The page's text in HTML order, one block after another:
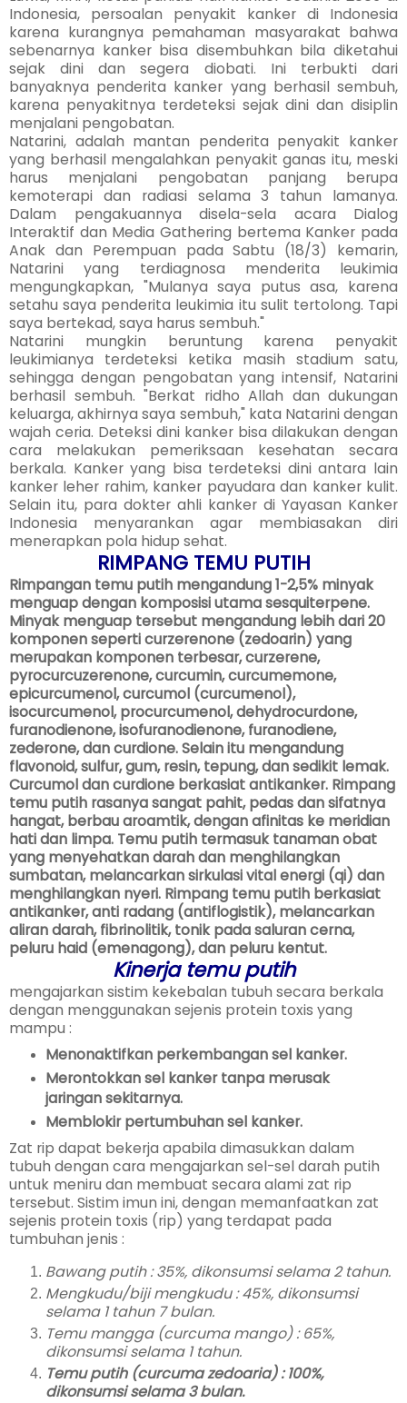
Indonesia, persoalan penyakit kanker di Indonesia
karena kurangnya pemahaman masyarakat bahwa
sebenarnya kanker bisa disembuhkan bila diketahui
sejak dini dan segera diobati. Ini terbukti dari
banyaknya penderita kanker yang berhasil sembuh,
karena penyakitnya terdeteksi sejak dini dan disiplin
menjalani pengobatan.
Natarini, adalah mantan penderita penyakit kanker
yang berhasil mengalahkan penyakit ganas itu, meski
harus menjalani pengobatan panjang berupa
kemoterapi dan radiasi selama 3 tahun lamanya.
Dalam pengakuannya disela-sela acara Dialog
Interaktif dan Media Gathering bertema Kanker pada
Anak dan Perempuan pada Sabtu (18/3) kemarin,
Natarini yang terdiagnosa menderita leukimia
mengungkapkan, "Mulanya saya putus asa, karena
setahu saya penderita leukimia itu sulit tertolong. Tapi
saya bertekad, saya harus sembuh."
Natarini mungkin beruntung karena penyakit
leukimianya terdeteksi ketika masih stadium satu,
sehingga dengan pengobatan yang intensif, Natarini
berhasil sembuh. "Berkat ridho Allah dan dukungan
keluarga, akhirnya saya sembuh," kata Natarini dengan
wajah ceria. Deteksi dini kanker bisa dilakukan dengan
cara melakukan pemeriksaan kesehatan secara
berkala. Kanker yang bisa terdeteksi dini antara lain
kanker leher rahim, kanker payudara dan kanker kulit.
Selain itu, para dokter ahli kanker di Yayasan Kanker
Indonesia menyarankan agar membiasakan diri
menerapkan pola hidup sehat.
RIMPANG TEMU PUTIH
Rimpangan temu putih mengandung 1-2,5% minyak
menguap dengan komposisi utama sesquiterpene.
Minyak menguap tersebut mengandung lebih dari 20
komponen seperti curzerenone (zedoarin) yang
merupakan komponen terbesar, curzerene,
pyrocurcuzerenone, curcumin, curcumemone,
epicurcumenol, curcumol (curcumenol),
isocurcumenol, procurcumenol, dehydrocurdone,
furanodienone, isofuranodienone, furanodiene,
zederone, dan curdione. Selain itu mengandung
flavonoid, sulfur, gum, resin, tepung, dan sedikit lemak.
Curcumol dan curdione berkasiat antikanker. Rimpang
temu putih rasanya sangat pahit, pedas dan sifatnya
hangat, berbau aroamtik, dengan afinitas ke meridian
hati dan limpa. Temu putih termasuk tanaman obat
yang menyehatkan darah dan menghilangkan
sumbatan, melancarkan sirkulasi vital energi (qi) dan
menghilangkan nyeri. Rimpang temu putih berkasiat
antikanker, anti radang (antiflogistik), melancarkan
aliran darah, fibrinolitik, tonik pada saluran cerna,
peluru haid (emenagong), dan peluru kentut.
Kinerja temu putih
mengajarkan sistim kekebalan tubuh secara berkala
dengan menggunakan sejenis protein toxis yang
mampu :
Menonaktifkan perkembangan sel kanker.
Merontokkan sel kanker tanpa merusak
jaringan sekitarnya.
Memblokir pertumbuhan sel kanker.
Zat rip dapat bekerja apabila dimasukkan dalam
tubuh dengan cara mengajarkan sel-sel darah putih
untuk meniru dan membuat secara alami zat rip
tersebut. Sistim imun ini, dengan memanfaatkan zat
sejenis protein toxis (rip) yang terdapat pada
tumbuhan jenis :
Bawang putih : 35%, dikonsumsi selama 2 tahun.
Mengkudu/biji mengkudu : 45%, dikonsumsi
selama 1 tahun 7 bulan.
Temu mangga (curcuma mango) : 65%,
dikonsumsi selama 1 tahun.
Temu putih (curcuma zedoaria) : 100%,
dikonsumsi selama 3 bulan.